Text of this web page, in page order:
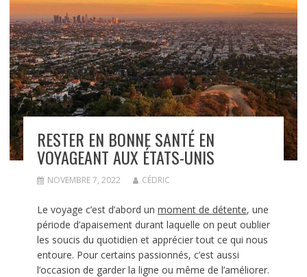
RESTER EN BONNE SANTÉ EN
VOYAGEANT AUX ÉTATS-UNIS
NOVEMBRE 7, 2022 CÉDRIC
Le voyage c’est d’abord un moment de détente, une
période d’apaisement durant laquelle on peut oublier
les soucis du quotidien et apprécier tout ce qui nous
entoure. Pour certains passionnés, c’est aussi
l’occasion de garder la ligne ou même de l’améliorer.